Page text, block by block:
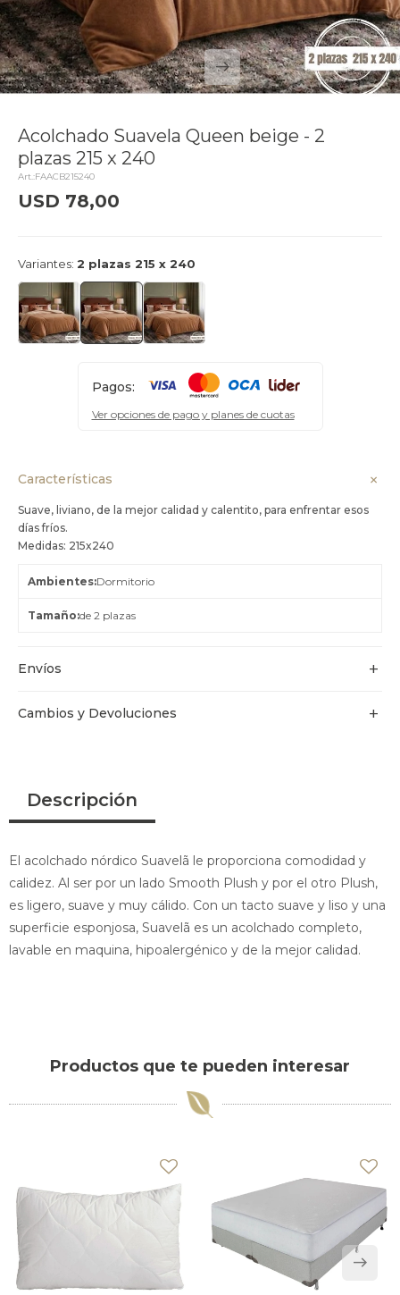
Acolchado Suavela Queen beige - 2
plazas 215 x 240
FAACB215240
USD 78,00
Variantes: 2 plazas 215 x 240
Pagos:
Ver opciones de pago y planes de cuotas
Características
Suave, liviano, de la mejor calidad y calentito, para enfrentar esos
días fríos.
Medidas: 215x240
Ambientes Dormitorio
Tamaño de 2 plazas
Envíos
Cambios y Devoluciones
Descripción
El acolchado nórdico Suavelã le proporciona comodidad y
calidez. Al ser por un lado Smooth Plush y por el otro Plush,
es ligero, suave y muy cálido. Con un tacto suave y liso y una
superficie esponjosa, Suavelã es un acolchado completo,
lavable en maquina, hipoalergénico y de la mejor calidad.
Productos que te pueden interesar